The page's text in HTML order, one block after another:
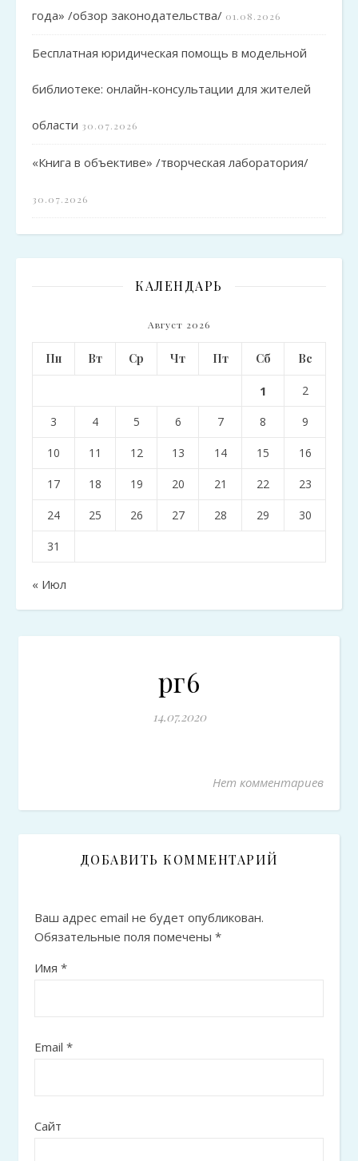
года» /обзор законодательства/ 01.08.2026
Бесплатная юридическая помощь в модельной
библиотеке: онлайн-консультации для жителей
области 30.07.2026
«Книга в объективе» /творческая лаборатория/
30.07.2026
КАЛЕНДАРЬ
Август 2026
Пн Вт Ср Чт Пт Сб Вс
1 2
3 4 5 6 7 8 9
10 11 12 13 14 15 16
17 18 19 20 21 22 23
24 25 26 27 28 29 30
31
« Июл
рг6
14.07.2020
Нет комментариев
ДОБАВИТЬ КОММЕНТАРИЙ
Ваш адрес email не будет опубликован.
Обязательные поля помечены *
Имя *
Email *
Сайт